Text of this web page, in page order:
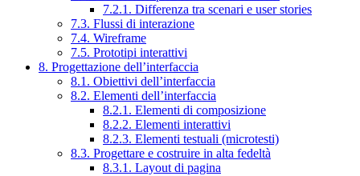
7.2.1. Differenza tra scenari e user stories
7.3. Flussi di interazione
7.4. Wireframe
7.5. Prototipi interattivi
8. Progettazione dell’interfaccia
8.1. Obiettivi dell’interfaccia
8.2. Elementi dell’interfaccia
8.2.1. Elementi di composizione
8.2.2. Elementi interattivi
8.2.3. Elementi testuali (microtesti)
8.3. Progettare e costruire in alta fedeltà
8.3.1. Layout di pagina